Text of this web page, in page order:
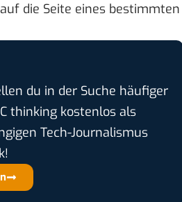
die Seite eines bestimmten
du in der Suche häufiger
thinking kostenlos als
Tech-Journalismus